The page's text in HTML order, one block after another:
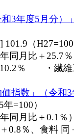
3年度5月分）
101.9（
同月比＋25.7
10.2％ ・繊
指数」（令和
=100）
同月比＋0.1％
0.8％、食料 同